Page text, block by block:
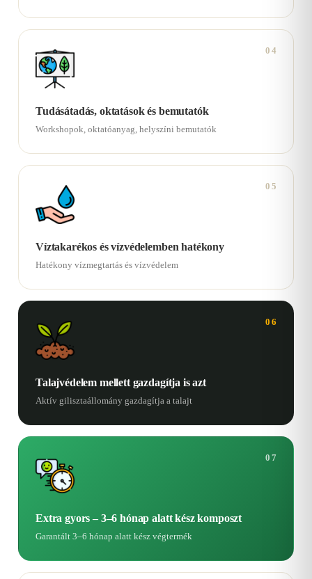
04
Tudásátadás, oktatások és bemutatók
Workshopok, oktatóanyag, helyszíni bemutatók
05
Víztakarékos és vízvédelemben hatékony
Hatékony vízmegtartás és vízvédelem
06
Talajvédelem mellett gazdagítja is azt
Aktív gilisztaállomány gazdagítja a talajt
07
Extra gyors – 3–6 hónap alatt kész komposzt
Garantált 3–6 hónap alatt kész végtermék